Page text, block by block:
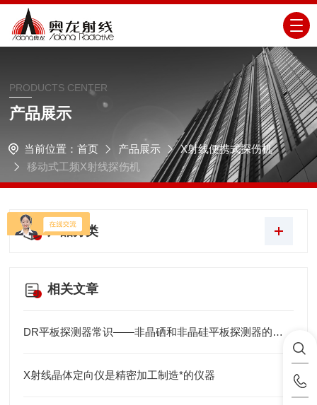
PRODUCTS CENTER
产品展示
当前位置： 首页 产品展示
X射线便携式探伤机
移动式工频X射线探伤机
产品分类
相关文章
DR平板探测器常识——非晶硒和非晶硅平板探测器的区别
X射线晶体定向仪是精密加工制造*的仪器